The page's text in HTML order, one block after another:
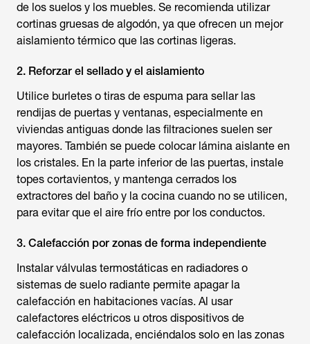
de los suelos y los muebles. Se recomienda utilizar
cortinas gruesas de algodón, ya que ofrecen un mejor
aislamiento térmico que las cortinas ligeras.
2. Reforzar el sellado y el aislamiento
Utilice burletes o tiras de espuma para sellar las
rendijas de puertas y ventanas, especialmente en
viviendas antiguas donde las filtraciones suelen ser
mayores. También se puede colocar lámina aislante en
los cristales. En la parte inferior de las puertas, instale
topes cortavientos, y mantenga cerrados los
extractores del baño y la cocina cuando no se utilicen,
para evitar que el aire frío entre por los conductos.
3. Calefacción por zonas de forma independiente
Instalar válvulas termostáticas en radiadores o
sistemas de suelo radiante permite apagar la
calefacción en habitaciones vacías. Al usar
calefactores eléctricos u otros dispositivos de
calefacción localizada, enciéndalos solo en las zonas